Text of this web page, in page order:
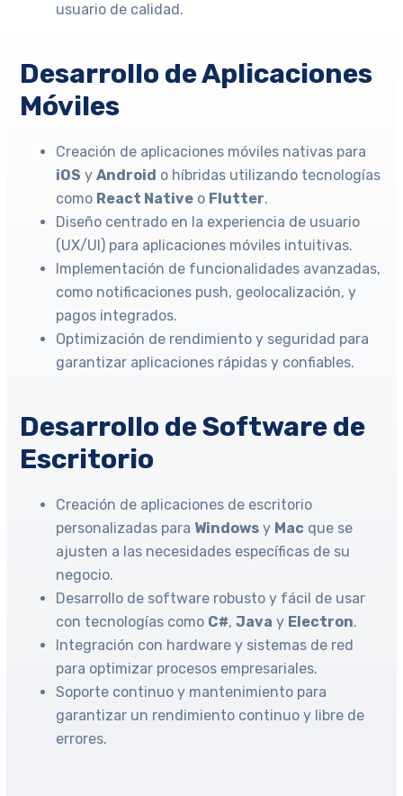
usuario de calidad.
Desarrollo de Aplicaciones
Móviles
Creación de aplicaciones móviles nativas para
iOS yAndroid o híbridas utilizando tecnologías
como React Native o Flutter.
Diseño centrado en la experiencia de usuario
(UX/UI) para aplicaciones móviles intuitivas.
Implementación de funcionalidades avanzadas,
como notificaciones push, geolocalización, y
pagos integrados.
Optimización de rendimiento y seguridad para
garantizar aplicaciones rápidas y confiables.
Desarrollo de Software de
Escritorio
Creación de aplicaciones de escritorio
personalizadas para Windows y Mac que se
ajusten a las necesidades específicas de su
negocio.
Desarrollo de software robusto y fácil de usar
con tecnologías como C#,Java y Electron.
Integración con hardware y sistemas de red
para optimizar procesos empresariales.
Soporte continuo y mantenimiento para
garantizar un rendimiento continuo y libre de
errores.